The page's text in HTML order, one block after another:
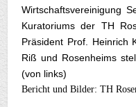
Wirtschaftsvereinigung
Kuratoriums der TH
Präsident Prof. Heinrich
Riß und Rosenheims
(von links)
Bericht und Bilder: TH